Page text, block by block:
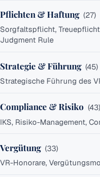
Rollen
Pflichten
&
Strategie
&
Compliance
& Risiko
Krise
&
Pflichten & Haftung (27)
Sorgfaltspflicht,
Judgment Rule
Strategie & Führung (45)
Strategische Führung des
Compliance & Risiko (43)
IKS, Risiko-Management,
Vergütung (33)
VR-Honorare,